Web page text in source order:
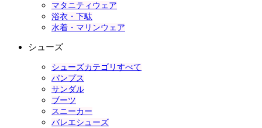
マタニティウェア
浴衣・下駄
水着・マリンウェア
シューズ
シューズカテゴリすべて
パンプス
サンダル
ブーツ
スニーカー
バレエシューズ